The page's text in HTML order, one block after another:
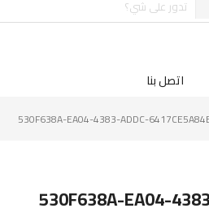
اتصل بنا
530F638A-EA04-4383-ADDC-
530F638A-EA04-